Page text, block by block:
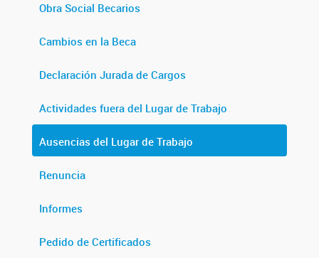
Obra Social Becarios
Cambios en la Beca
Declaración Jurada de Cargos
Actividades fuera del Lugar de Trabajo
Ausencias del Lugar de Trabajo
Renuncia
Informes
Pedido de Certificados